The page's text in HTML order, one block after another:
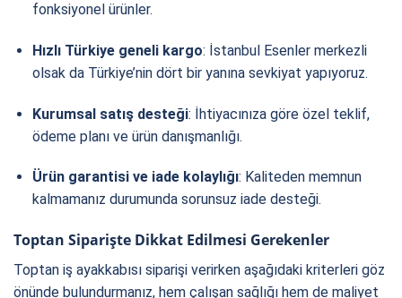
fonksiyonel ürünler.
Hızlı Türkiye geneli kargo: İstanbul Esenler merkezli
olsak da Türkiye’nin dört bir yanına sevkiyat yapıyoruz.
Kurumsal satış desteği: İhtiyacınıza göre özel teklif,
ödeme planı ve ürün danışmanlığı.
Ürün garantisi ve iade kolaylığı: Kaliteden memnun
kalmamanız durumunda sorunsuz iade desteği.
Toptan Siparişte Dikkat Edilmesi Gerekenler
Toptan iş ayakkabısı siparişi verirken aşağıdaki kriterleri göz
önünde bulundurmanız, hem çalışan sağlığı hem de maliyet